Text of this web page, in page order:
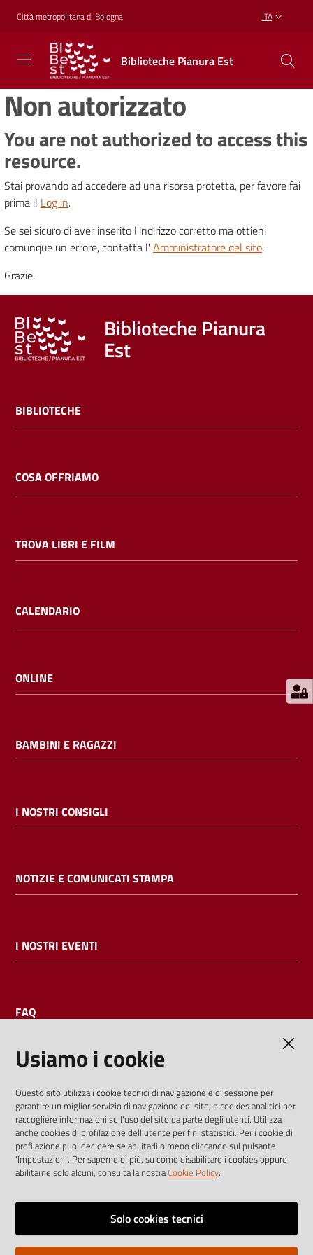
Vai al contenuto
Vai alla navigazione
Vai al footer
Città metropolitana di Bologna ITA
Biblioteche Pianura Est
Biblioteche
Pianura
Est
CONOSCERE,
CREARE,
Biblioteche
Cosa
offriamo
Trova
libri
e
film
Calendario
i
cataloghi
bibliotecario
Non autorizzato
You are not authorized to access this
resource.
Stai provando ad accedere ad una risorsa protetta, per favore fai
prima il Log in.
Se sei sicuro di aver inserito l'indirizzo corretto ma ottieni
comunque un errore, contatta l' Amministratore del sito.
Grazie.
Biblioteche Pianura
Est
BIBLIOTECHE
COSA OFFRIAMO
TROVA LIBRI E FILM
CALENDARIO
ONLINE
BAMBINI E RAGAZZI
I NOSTRI CONSIGLI
NOTIZIE E COMUNICATI STAMPA
I NOSTRI EVENTI
FAQ
I dati personali pubblicati sono riutilizzabili solo alle condizioni
previste dalla direttiva comunitaria 2003/98/CE e dal d.lgs.
36/2006
Vai alla pagina
Note legali
Usiamo i cookie
Questo sito utilizza i cookie tecnici di navigazione e di sessione per
garantire un miglior servizio di navigazione del sito, e cookies analitici per
raccogliere informazioni sull'uso del sito da parte degli utenti. Utilizza
anche cookies di profilazione dell'utente per fini statistici. Per i cookie di
profilazione puoi decidere se abilitarli o meno cliccando sul pulsante
'Impostazioni'. Per saperne di più, su come disabilitare i cookies oppure
abilitarne solo alcuni, consulta la nostraCookie Policy.
Solo cookies tecnici